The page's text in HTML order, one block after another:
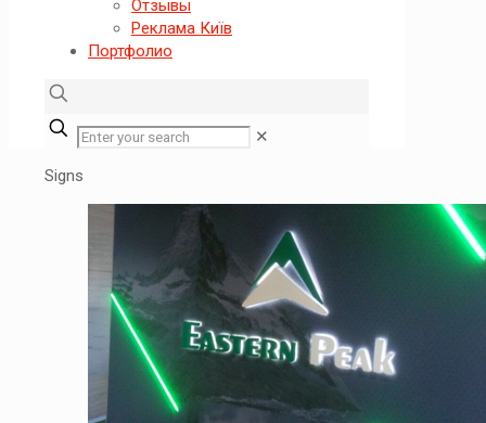
Отзывы
Реклама Київ
Портфолио
✕
Signs